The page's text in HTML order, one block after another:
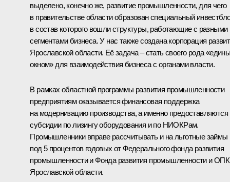
выделено, конечно же, развитие промышленности, для чего
в правительстве области образован специальный
в состав которого вошли структуры, работающие с разными
сегментами бизнеса. У нас также создана корпорация
Ярославской области. Её задача – стать своего рода
окном» для взаимодействия бизнеса с органами власти.
В рамках областной программы развития промышленности
предприятиям оказывается финансовая поддержка
на модернизацию производства, а именно предоставляются
субсидии по лизингу оборудования и по НИОКРам.
Промышленники вправе рассчитывать и на льготные займы
под 5 процентов годовых от Федерального фонда развития
промышленности и Фонда развития промышленности и ОПК
Ярославской области.